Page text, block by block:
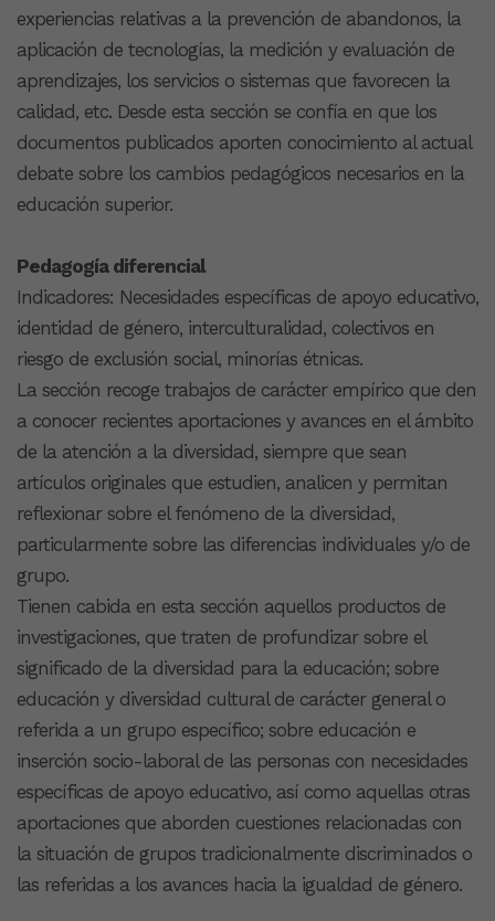
experiencias relativas a la prevención de abandonos, la
aplicación de tecnologías, la medición y evaluación de
aprendizajes, los servicios o sistemas que favorecen la
calidad, etc. Desde esta sección se confía en que los
documentos publicados aporten conocimiento al actual
debate sobre los cambios pedagógicos necesarios en la
educación superior.
Pedagogía diferencial
Indicadores: Necesidades específicas de apoyo educativo,
identidad de género, interculturalidad, colectivos en
riesgo de exclusión social, minorías étnicas.
La sección recoge trabajos de carácter empírico que den
a conocer recientes aportaciones y avances en el ámbito
de la atención a la diversidad, siempre que sean
artículos originales que estudien, analicen y permitan
reflexionar sobre el fenómeno de la diversidad,
particularmente sobre las diferencias individuales y/o de
grupo.
Tienen cabida en esta sección aquellos productos de
investigaciones, que traten de profundizar sobre el
significado de la diversidad para la educación; sobre
educación y diversidad cultural de carácter general o
referida a un grupo específico; sobre educación e
inserción socio-laboral de las personas con necesidades
específicas de apoyo educativo, así como aquellas otras
aportaciones que aborden cuestiones relacionadas con
la situación de grupos tradicionalmente discriminados o
las referidas a los avances hacia la igualdad de género.